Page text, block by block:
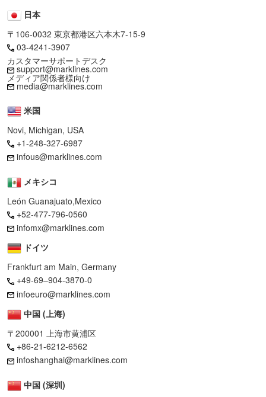
日本
〒106-0032 東京都港区六本木7-15-9
03-4241-3907
カスタマーサポートデスク
support@marklines.com
メディア関係者様向け
media@marklines.com
米国
Novi, Michigan, USA
+1-248-327-6987
infous@marklines.com
メキシコ
León Guanajuato,Mexico
+52-477-796-0560
infomx@marklines.com
ドイツ
Frankfurt am Main, Germany
+49-69–904-3870-0
infoeuro@marklines.com
中国 (上海)
〒200001 上海市黄浦区
+86-21-6212-6562
infoshanghai@marklines.com
中国 (深圳)